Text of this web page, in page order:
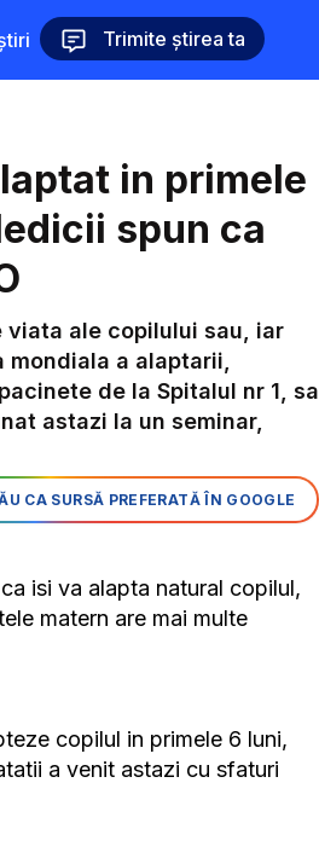
Trimite știrea ta
in primele
spun ca
viata ale copilului sau, iar
a alaptarii,
de la Spitalul nr 1, sa
astazi la un seminar,
CA SURSĂ PREFERATĂ ÎN GOOGLE
isi va alapta natural copilul,
matern are mai multe
copilul in primele 6 luni,
a venit astazi cu sfaturi